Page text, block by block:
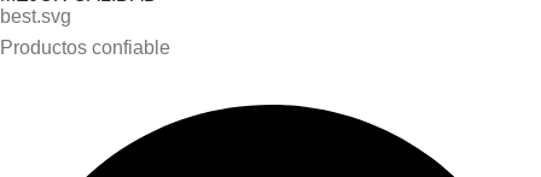
Productos confiable